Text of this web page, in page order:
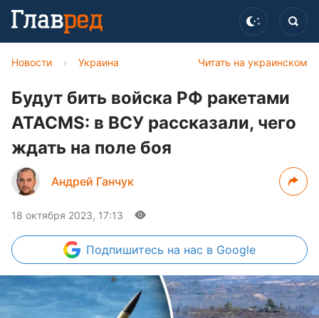
Читать на украинском
Новости › Украина
Будут бить войска РФ ракетами
ATACMS: в ВСУ рассказали, чего
ждать на поле боя
Андрей Ганчук
18 октября 2023, 17:13
Подпишитесь на нас в Google